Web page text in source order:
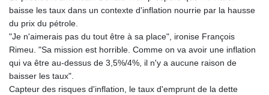
baisse les taux dans un contexte d'inflation nourrie par la hausse
du prix du pétrole.
"Je n'aimerais pas du tout être à sa place", ironise François
Rimeu. "Sa mission est horrible. Comme on va avoir une inflation
qui va être au-dessus de 3,5%/4%, il n'y a aucune raison de
baisser les taux".
Capteur des risques d'inflation, le taux d'emprunt de la dette